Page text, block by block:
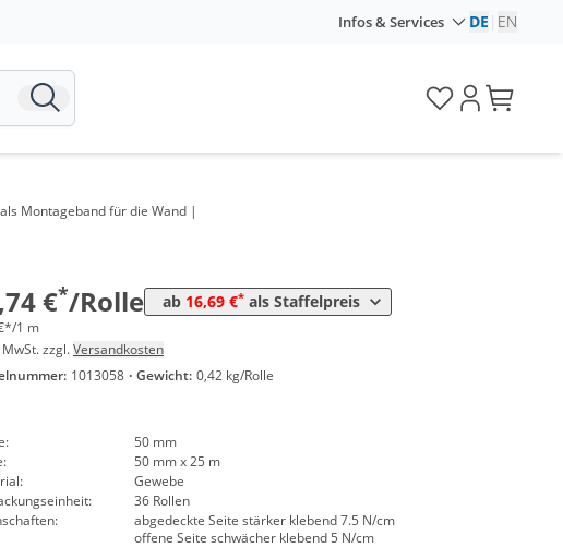
Infos & Services DE EN
Montageband für die Wand |
€*/Rolle ab 16,69 €* als Staffelpreis
ab 36 Rollen 16,69 € 0,67 €*/1m
1 m
zzgl.Versandkosten
1013058 · Gewicht: 0,42 kg/Rolle
50 mm
50 mm x 25 m
Gewebe
36 Rollen
abgedeckte Seite stärker klebend 7.5 N/cm
offene Seite schwächer klebend 5 N/cm